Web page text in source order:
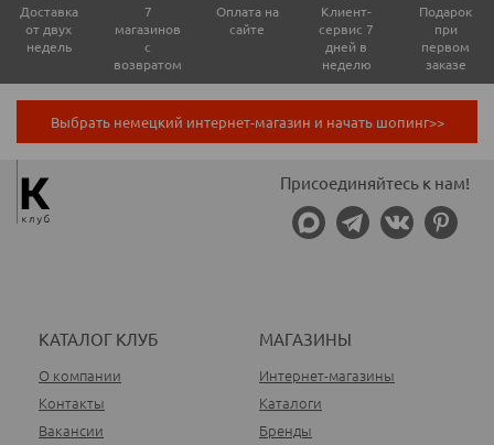
Доставка
от двух
недель
7
магазинов
с
возвратом
Оплата на
сайте
Клиент-
сервис 7
дней в
неделю
Подарок
при
первом
заказе
Выбрать немецкий интернет-магазин и начать шопинг>>
Присоединяйтесь к нам!
КАТАЛОГ КЛУБ
О компании
Контакты
Вакансии
МАГАЗИНЫ
Интернет-магазины
Каталоги
Бренды